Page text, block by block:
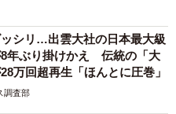
シリ…出雲大社の日本最大級
8年ぶり掛けかえ 伝統の「大
万回超再生「ほんとに圧巻」
調査部